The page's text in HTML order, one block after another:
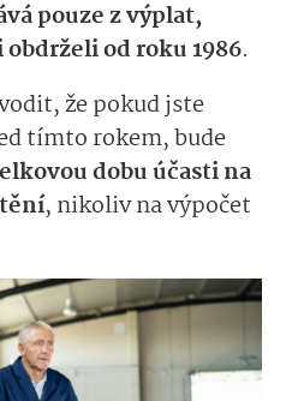
pouze z výplat,
od roku 1986.
že pokud jste
tímto rokem, bude
dobu účasti na
, nikoliv na výpočet